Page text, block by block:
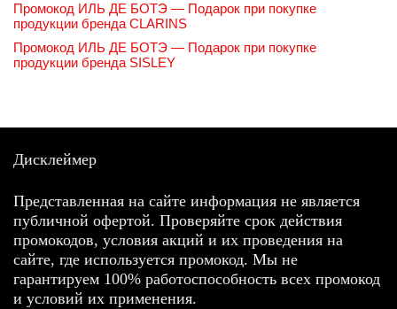
Промокод ИЛЬ ДЕ БОТЭ — Подарок при покупке
продукции бренда CLARINS
Промокод ИЛЬ ДЕ БОТЭ — Подарок при покупке
продукции бренда SISLEY
Дисклеймер
Представленная на сайте информация не является
публичной офертой. Проверяйте срок действия
промокодов, условия акций и их проведения на
сайте, где используется промокод. Мы не
гарантируем 100% работоспособность всех промокод
и условий их применения.